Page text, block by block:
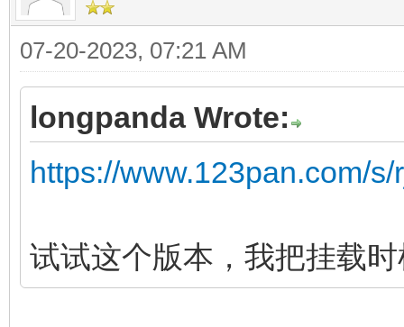
07-20-2023, 07:21 AM
longpanda Wrote:
https://www.123pan.com/
试试这个版本，我把挂载